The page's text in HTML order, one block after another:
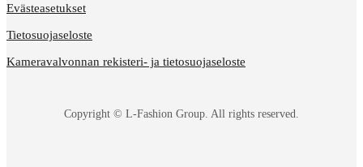
Copyright © L-Fashion Group. All rights reserved.
Evästeasetukset
Tietosuojaseloste
Kameravalvonnan rekisteri- ja tietosuojaseloste